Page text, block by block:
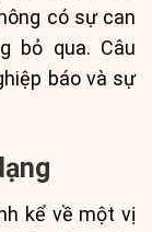
có sự can
bỏ qua. Câu
báo và sự
kể về một vị